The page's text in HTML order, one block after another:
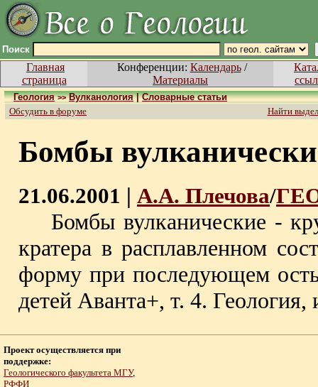
Поиск
Главная
страница
Конференции: Календарь/
Материалы
Геология >> Вулканология|Словарные статьи
Обсудить в форуме
Найти
Бомбы
21.06.2001 | А.А. Плечова/
Бомбы вулканические -
кратера в расплавленном
форму при последующем
детей Аванта+, т. 4. Геология,
Проект осуществляется при
поддержке:
Геологического факультета МГУ,
РФФИ